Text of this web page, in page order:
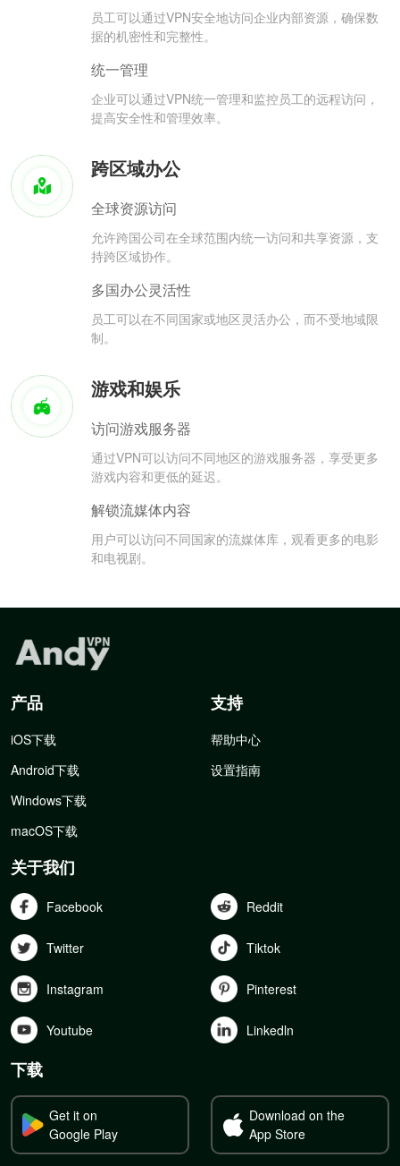
员工可以通过VPN安全地访问企业内部资源，确保数
据的机密性和完整性。
统一管理
企业可以通过VPN统一管理和监控员工的远程访问，
提高安全性和管理效率。
跨区域办公
全球资源访问
允许跨国公司在全球范围内统一访问和共享资源，支
持跨区域协作。
多国办公灵活性
员工可以在不同国家或地区灵活办公，而不受地域限
制。
游戏和娱乐
访问游戏服务器
通过VPN可以访问不同地区的游戏服务器，享受更多
游戏内容和更低的延迟。
解锁流媒体内容
用户可以访问不同国家的流媒体库，观看更多的电影
和电视剧。
产品
iOS下载
Android下载
Windows下载
macOS下载
支持
帮助中心
设置指南
关于我们
Facebook Reddit
Twitter Tiktok
Instagram Pinterest
Youtube Linkedln
下载
Get it on
Google Play
Download on the
App Store